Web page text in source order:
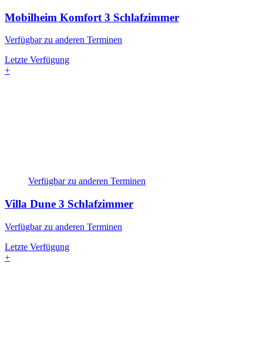
Mobilheim Komfort 3 Schlafzimmer
Verfügbar zu anderen Terminen
Letzte Verfügung
+
Verfügbar zu anderen Terminen
Villa Dune 3 Schlafzimmer
Verfügbar zu anderen Terminen
Letzte Verfügung
+